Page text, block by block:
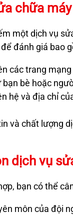
chữa
một dịch vụ
đánh giá bao
các trang mạng
bè hoặc
hệ và địa chỉ
và chất lượng
dịch vụ
bạn có thể
môn của đội